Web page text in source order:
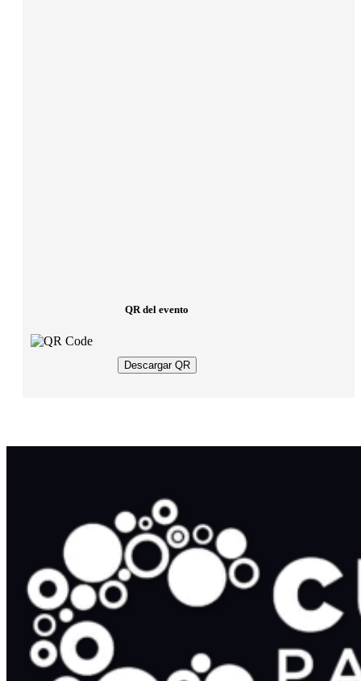
QR del evento
Descargar QR